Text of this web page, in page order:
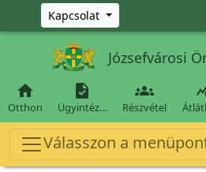
Ugrás a fő tartalomra
Kapcsolat
Józsefvárosi

Otthon

Ügyintéz…

Részvétel
Válasszon a